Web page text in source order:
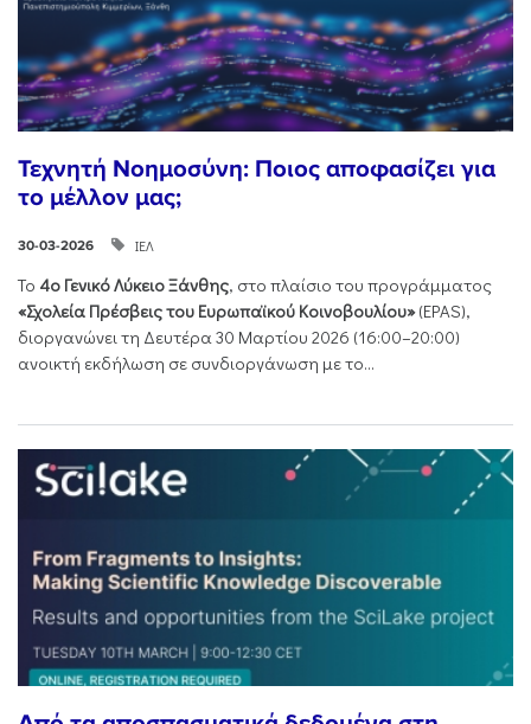
Τεχνητή Νοημοσύνη: Ποιος αποφασίζει για
το μέλλον μας;
30-03-2026 ΙΕΛ
Το 4ο Γενικό Λύκειο Ξάνθης, στο πλαίσιο του προγράμματος
«Σχολεία Πρέσβεις του Ευρωπαϊκού Κοινοβουλίου»(EPAS),
διοργανώνει τη Δευτέρα 30 Μαρτίου 2026 (16:00–20:00)
ανοικτή εκδήλωση σε συνδιοργάνωση με το...